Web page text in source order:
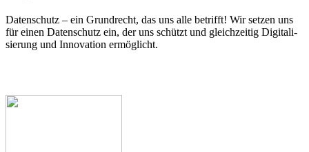
Daten­schutz – ein Grund­recht, das uns alle betrifft! Wir set­zen uns
für einen Daten­schutz ein, der uns schützt und gleich­zei­tig Digi­ta­li­
sie­rung und Inno­va­ti­on ermöglicht.